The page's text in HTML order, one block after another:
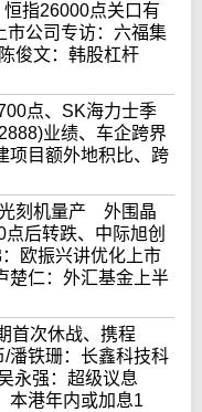
指26000点关口有
市公司专访：六福集
俊文：韩股杠杆
点、SK海力士季
业绩、车企跨界
项目额外地积比、跨
刻机量产 外围晶
后转跌、中际旭创
欧振兴讲优化上市
楚仁：外汇基金上半
首次休战、携程
潘铁珊：长鑫科技科
永强：超级议息
港年内或加息1